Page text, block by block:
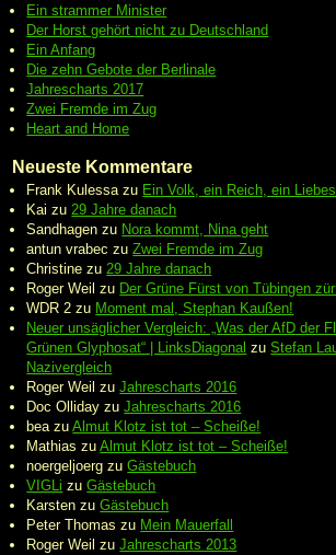
Ein strammer Minister
Der Horst gehört nicht zu Deutschland
Ein Anfang
Die zehn Gebote der Berlinale
Jahrescharts 2017
Zwei Fremde im Zug
Heart and Home
Neueste Kommentare
Frank Kulessazu Ein Volk, ein Reich, ein
Kai zu29 Jahre danach
Sandhagen zu Nora kommt, Nina geht
antun vrabec zuZwei Fremde im Zug
Christine zu29 Jahre danach
Roger Weil zu Der Grüne Fürst von Tübingen
WDR 2 zu Moment mal, Stephan Kaußen!
Neuer unsäglicher Vergleich: „Was der AfD der
Grünen Glyphosat“ | LinksDiagonal zuStefan
Nazivergleich
Roger Weil zuJahrescharts 2016
Doc Olliday zuJahrescharts 2016
beazuAlmut Klotz ist tot – Scheiße!
Mathias zuAlmut Klotz ist tot – Scheiße!
noergeljoerg zuGästebuch
VIGLi zuGästebuch
Karsten zuGästebuch
Peter Thomas zu Mein Mauerfall
Roger Weil zuJahrescharts 2013